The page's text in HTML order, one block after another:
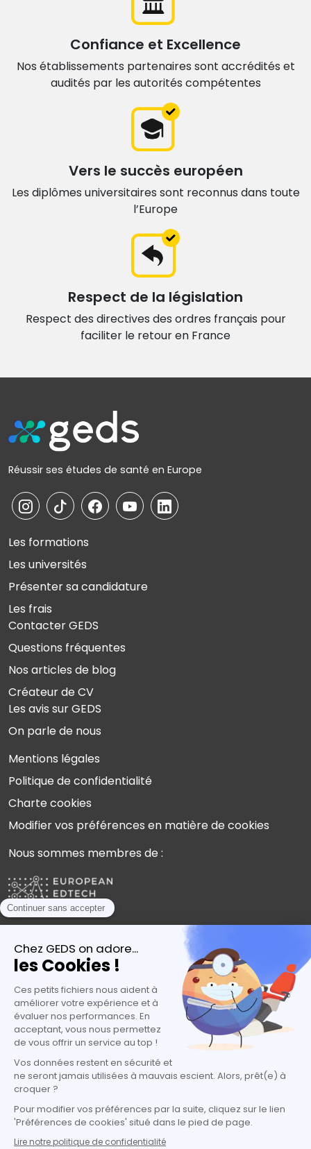
Confiance et Excellence
Nos établissements partenaires sont accrédités et
audités par les autorités compétentes
Vers le succès européen
Les diplômes universitaires sont reconnus dans toute
l’Europe
Respect de la législation
Respect des directives des ordres français pour
faciliter le retour en France
Réussir ses études de santé en Europe
Les formations
Les universités
Présenter sa candidature
Les frais
Contacter GEDS
Questions fréquentes
Nos articles de blog
Créateur de CV
Les avis sur GEDS
On parle de nous
Mentions légales
Politique de confidentialité
Charte cookies
Modifier vos préférences en matière de cookies
Nous sommes membres de :
Plébiscités par les experts de l’orientation